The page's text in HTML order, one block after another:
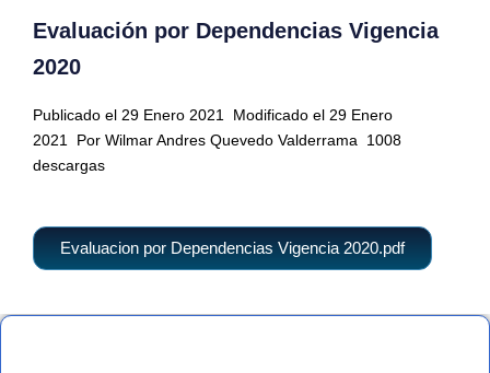
Evaluación por Dependencias Vigencia
2020
Publicado el 29 Enero 2021
Modificado el 29 Enero
2021
Por Wilmar Andres Quevedo Valderrama
1008
descargas
Evaluacion por Dependencias Vigencia 2020.pdf